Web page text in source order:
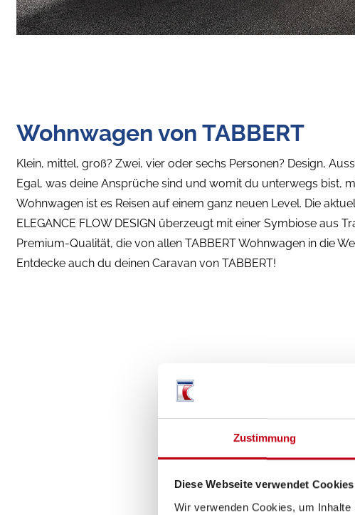
Zustimmung
Diese Webseite verwendet Cookies
Wir verwenden Cookies, um
Wohnwagen von TABBERT
Klein, mittel, groß? Zwei, vier oder sechs Personen? Design,
Egal, was deine Ansprüche sind und womit du unterwegs bist,
Wohnwagen ist es Reisen auf einem ganz neuen Level. Die
ELEGANCE FLOW DESIGN überzeugt mit einer Symbiose aus
Premium-Qualität, die von allen TABBERT Wohnwagen in die
Entdecke auch du deinen Caravan von TABBERT!